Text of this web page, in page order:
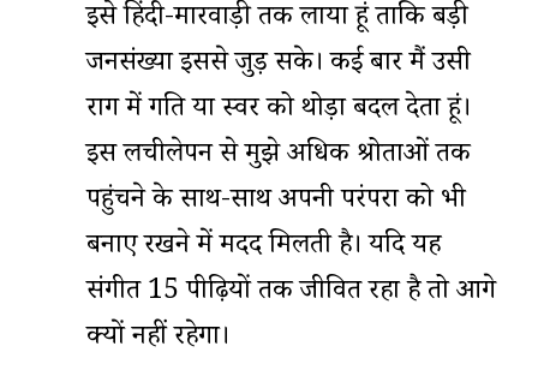
इसे हिंदी-मारवाड़ी तक लाया हूं ताकि बड़ी
जनसंख्या इससे जुड़ सके। कई बार मैं उसी
राग में गति या स्वर को थोड़ा बदल देता हूं।
इस लचीलेपन से मुझे अधिक श्रोताओं तक
पहुंचने के साथ-साथ अपनी परंपरा को भी
बनाए रखने में मदद मिलती है। यदि यह
संगीत 15 पीढ़ियों तक जीवित रहा है तो आगे
क्यों नहीं रहेगा।